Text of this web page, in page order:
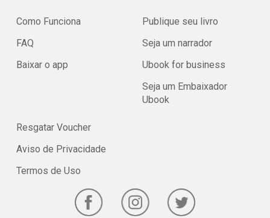
Como Funciona
FAQ
Baixar o app
Publique seu livro
Seja um narrador
Ubook for business
Seja um Embaixador
Ubook
Resgatar Voucher
Aviso de Privacidade
Termos de Uso